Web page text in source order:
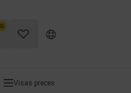
0
Visas preces